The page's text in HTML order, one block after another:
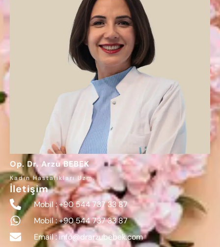
Op. Dr. Arzu BEBEK
Kadın Hastalıkları Uzm.
İletişim
Mobil : +90 544 737 33 87
Mobil : +90 544 737 33 87
Email : info@drarzubebek.com